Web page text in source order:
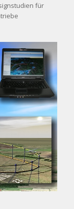
für